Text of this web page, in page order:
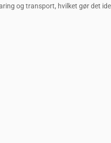
og transport, hvilket gør det